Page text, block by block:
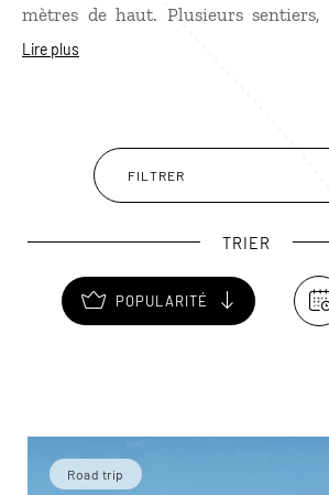
mètres de haut. Plusieurs sentiers,
permettent de découvrir les
Lire plus
FILTRER
TRIER
POPULARITÉ
Road trip